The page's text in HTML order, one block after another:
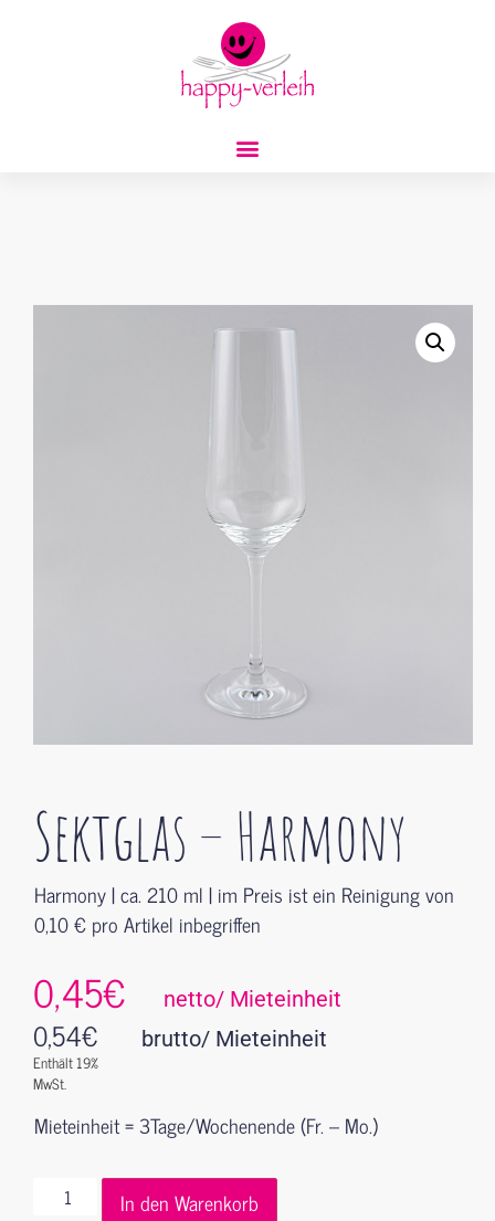
Sektglas – Harmony
Harmony | ca. 210 ml | im Preis ist ein Reinigung von
0,10 € pro Artikel inbegriffen
0,45€ netto/ Mieteinheit
0,54€
Enthält 19%
MwSt.
brutto/ Mieteinheit
Mieteinheit = 3Tage/Wochenende (Fr. – Mo.)
In den Warenkorb